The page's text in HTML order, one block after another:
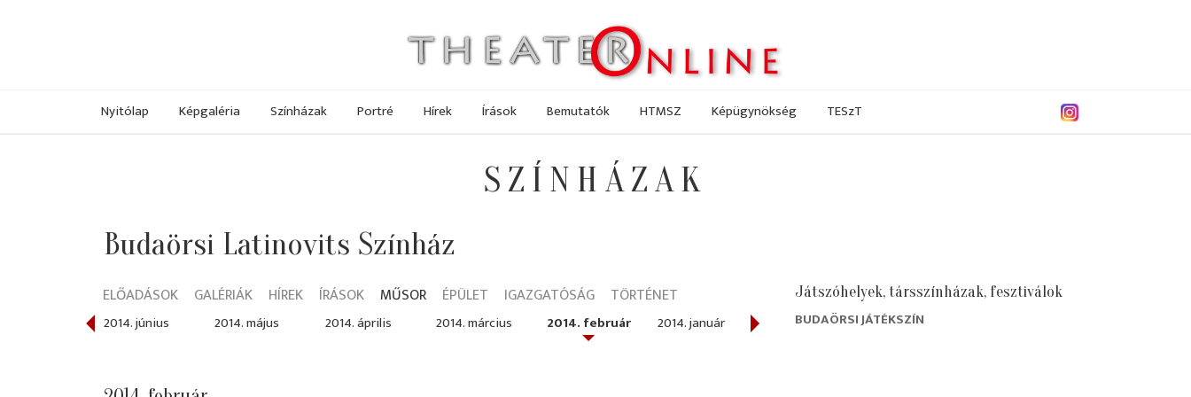
Nyitólap Képgaléria Színházak Portré Hírek Írások Bemutatók HTMSZ Képügynökség TESzT
SZÍNHÁZAK
Budaörsi Latinovits Színház
ELŐADÁSOK GALÉRIÁK HÍREK ÍRÁSOK MŰSOR ÉPÜLET IGAZGATÓSÁG TÖRTÉNET
2014. június 2014. május 2014. április 2014. március 2014. február 2014. január 2013. december
Játszóhelyek, társszínházak, fesztiválok
BUDAÖRSI JÁTÉKSZÍN